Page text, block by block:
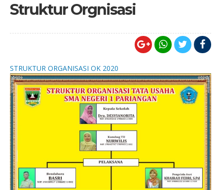
Struktur Orgnisasi
STRUKTUR ORGANISASI OK 2020